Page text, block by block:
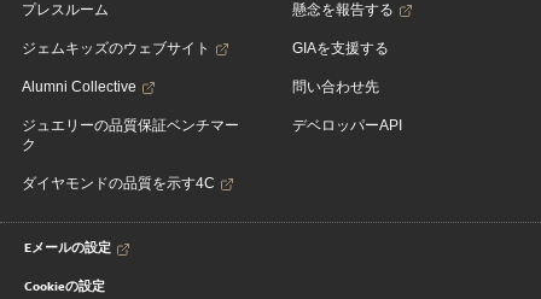
プレスルーム
ジェムキッズのウェブサイト
Alumni Collective
ジュエリーの品質保証ベンチマー
ク
ダイヤモンドの品質を示す4C
懸念を報告する
GIAを支援する
問い合わせ先
デベロッパーAPI
Eメールの設定
Cookieの設定